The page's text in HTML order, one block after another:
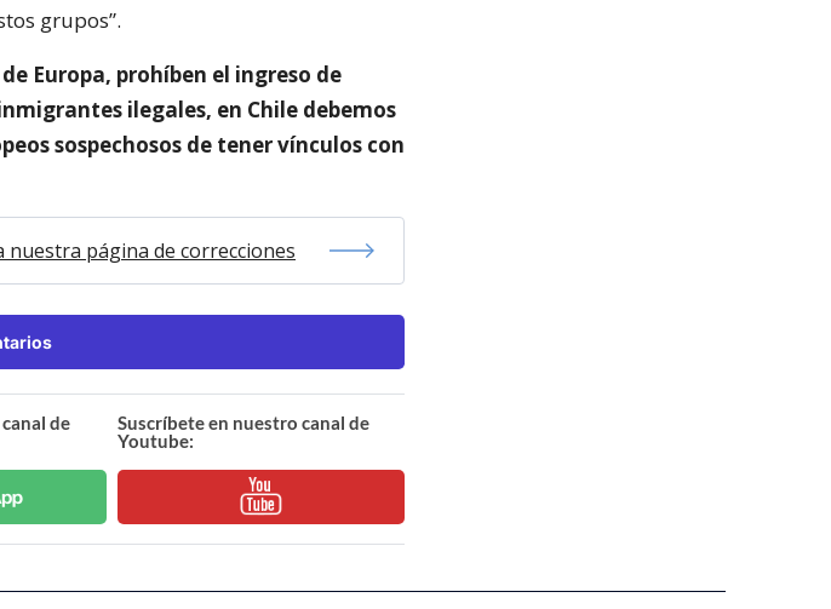
grupos”.
Europa, prohíben el ingreso de
ilegales, en Chile debemos
sospechosos de tener vínculos con
nuestra página de correcciones
de
Suscríbete en nuestro canal de
Youtube: